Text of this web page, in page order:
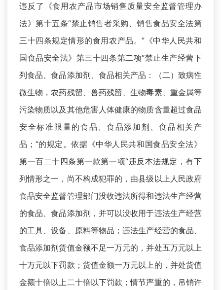
违反了《食用农产品市场销售质量安全监督管理办
法》第十五条“禁止销售者采购、销售食品安全法第
三十四条规定情形的食用农产品。”《中华人民共和
国食品安全法》第三十四条第二项“禁止生产经营下
列食品、食品添加剂、食品相关产品：（二）致病性
微生物，农药残留、兽药残留、生物毒素、重金属等
污染物质以及其他危害人体健康的物质含量超过食品
安全标准限量的食品、食品添加剂、食品相关产
品；”的规定。依据《中华人民共和国食品安全法》
第一百二十四条第一款第一项“违反本法规定，有下
列情形之一，尚不构成犯罪的，由县级以上人民政府
食品安全监督管理部门没收违法所得和违法生产经营
的食品、食品添加剂，并可以没收用于违法生产经营
的工具、设备、原料等物品；违法生产经营的食品、
食品添加剂货值金额不足一万元的，并处五万元以上
十万元以下罚款；货值金额一万元以上的，并处货值
金额十倍以上二十倍以下罚款；情节严重的，吊销许